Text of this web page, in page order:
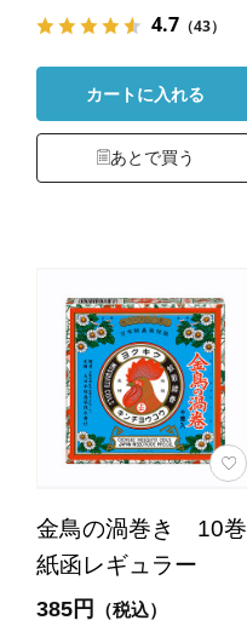
4.7（43）
カートに入れる
あとで買う
金鳥の渦巻き 10巻
紙函レギュラー
385円 （税込）